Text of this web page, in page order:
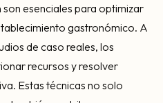
esenciales para optimizar
gastronómico. A
de caso reales, los
recursos y resolver
Estas técnicas no solo